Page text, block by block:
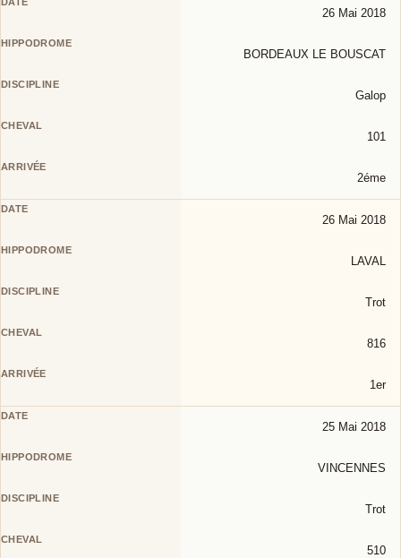
26 Mai 2018
BORDEAUX LE BOUSCAT
Galop
101
2éme
26 Mai 2018
LAVAL
Trot
816
1er
25 Mai 2018
VINCENNES
Trot
510